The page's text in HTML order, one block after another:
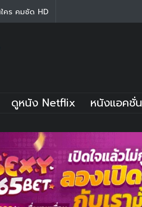
คร คมชัด HD
ดูหนัง Netflix หนังแอคชั่น